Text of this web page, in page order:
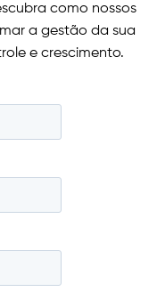
como nossos
a gestão da sua
e crescimento.